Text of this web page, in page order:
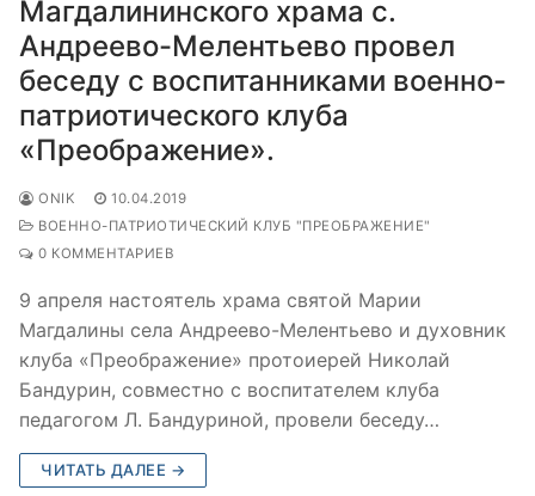
Магдалининского храма с.
Андреево-Мелентьево провел
беседу с воспитанниками военно-
патриотического клуба
«Преображение».
ONIK
10.04.2019
ВОЕННО-ПАТРИОТИЧЕСКИЙ КЛУБ "ПРЕОБРАЖЕНИЕ"
0 КОММЕНТАРИЕВ
9 апреля настоятель храма святой Марии
Магдалины села Андреево-Мелентьево и духовник
клуба «Преображение» протоиерей Николай
Бандурин, совместно с воспитателем клуба
педагогом Л. Бандуриной, провели беседу…
ЧИТАТЬ ДАЛЕЕ →